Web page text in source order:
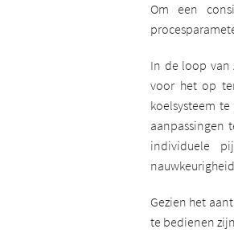
Om een
In de loop van
voor het op
koelsysteem
aanpassingen
individuele
Gezien het
te bedienen